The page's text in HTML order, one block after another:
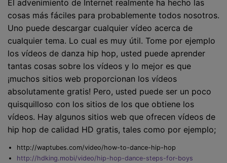
El advenimiento de Internet realmente ha hecho las
cosas más fáciles para probablemente todos nosotros.
Uno puede descargar cualquier vídeo acerca de
cualquier tema. Lo cual es muy útil. Tome por ejemplo
los vídeos de danza hip hop, usted puede aprender
tantas cosas sobre los vídeos y lo mejor es que
¡muchos sitios web proporcionan los vídeos
absolutamente gratis! Pero, usted puede ser un poco
quisquilloso con los sitios de los que obtiene los
vídeos. Hay algunos sitios web que ofrecen vídeos de
hip hop de calidad HD gratis, tales como por ejemplo;
http://waptubes.com/video/how-to-dance-hip-hop
http://hdking.mobi/video/hip-hop-dance-steps-for-boys